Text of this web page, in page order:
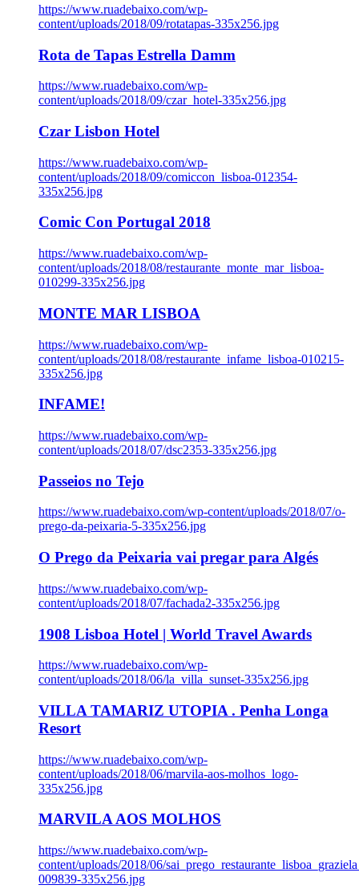
https://www.ruadebaixo.com/wp-
content/uploads/2018/09/rotatapas-335x256.jpg
Rota de Tapas Estrella Damm
https://www.ruadebaixo.com/wp-
content/uploads/2018/09/czar_hotel-335x256.jpg
Czar Lisbon Hotel
https://www.ruadebaixo.com/wp-
content/uploads/2018/09/comiccon_lisboa-012354-
335x256.jpg
Comic Con Portugal 2018
https://www.ruadebaixo.com/wp-
content/uploads/2018/08/restaurante_monte_mar_lisboa-
010299-335x256.jpg
MONTE MAR LISBOA
https://www.ruadebaixo.com/wp-
content/uploads/2018/08/restaurante_infame_lisboa-010215-
335x256.jpg
INFAME!
https://www.ruadebaixo.com/wp-
content/uploads/2018/07/dsc2353-335x256.jpg
Passeios no Tejo
https://www.ruadebaixo.com/wp-content/uploads/2018/07/o-
prego-da-peixaria-5-335x256.jpg
O Prego da Peixaria vai pregar para Algés
https://www.ruadebaixo.com/wp-
content/uploads/2018/07/fachada2-335x256.jpg
1908 Lisboa Hotel | World Travel Awards
https://www.ruadebaixo.com/wp-
content/uploads/2018/06/la_villa_sunset-335x256.jpg
VILLA TAMARIZ UTOPIA . Penha Longa
Resort
https://www.ruadebaixo.com/wp-
content/uploads/2018/06/marvila-aos-molhos_logo-
335x256.jpg
MARVILA AOS MOLHOS
https://www.ruadebaixo.com/wp-
content/uploads/2018/06/
009839-335x256.jpg